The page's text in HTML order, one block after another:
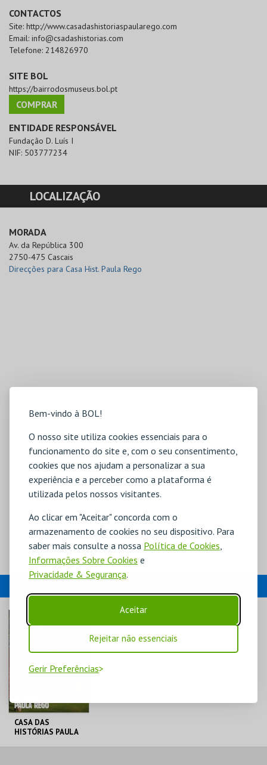
Bem-vindo à BOL!
O nosso site utiliza cookies essenciais para o
funcionamento do site e, com o seu consentimento,
cookies que nos ajudam a personalizar a sua
experiência e a perceber como a plataforma é
utilizada pelos nossos visitantes.
Ao clicar em "Aceitar" concorda com o
armazenamento de cookies no seu dispositivo. Para
saber mais consulte a nossa Política de Cookies,
Informações Sobre Cookies e
Privacidade & Segurança.
Aceitar
Rejeitar não essenciais
Gerir Preferências
CONTACTOS
Site: http://www.casadashistoriaspaularego.com
Email: info@csadashistorias.com
Telefone: 214826970
SITE BOL
https://bairrodosmuseus.bol.pt
COMPRAR
ENTIDADE RESPONSÁVEL
Fundação D. Luís I
NIF: 503777234
LOCALIZAÇÃO
MORADA
Av. da República 300
2750-475 Cascais
Direcções para Casa Hist. Paula Rego
CASA DAS
HISTÓRIAS PAULA